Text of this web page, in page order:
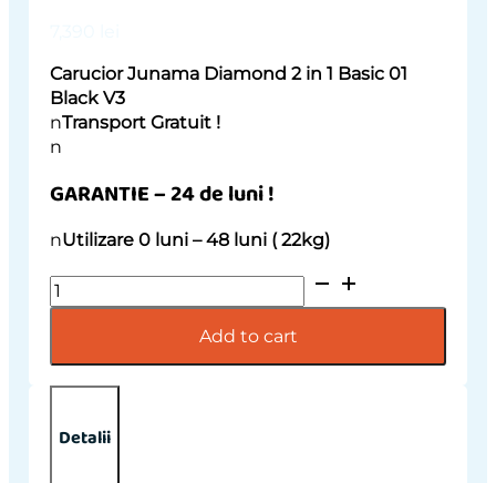
Carucior Junama Diamond 2 in 1 Basic 01
Black V3
nTransport Gratuit !
n
GARANTIE – 24 de luni !
nUtilizare 0 luni – 48 luni ( 22kg)
Carucior
Junama
Hand
Craft
Add to cart
Detalii